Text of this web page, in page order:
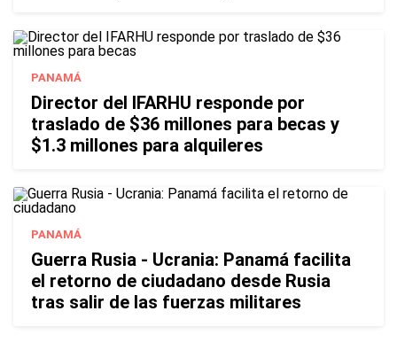
PANAMÁ
Director del IFARHU responde por
traslado de $36 millones para becas y
$1.3 millones para alquileres
PANAMÁ
Guerra Rusia - Ucrania: Panamá facilita
el retorno de ciudadano desde Rusia
tras salir de las fuerzas militares